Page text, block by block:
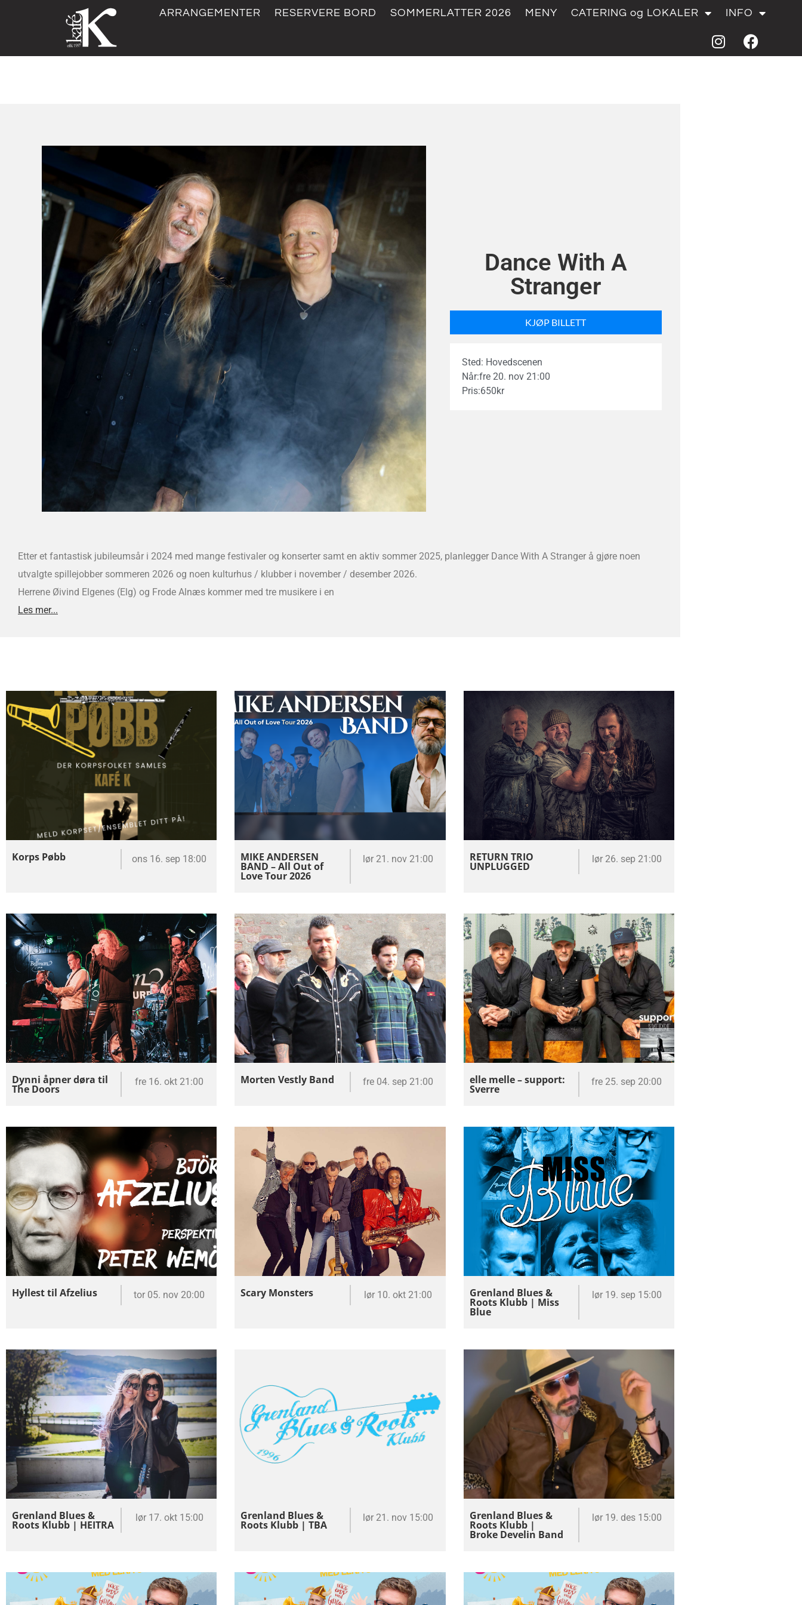
ARRANGEMENTER RESERVERE BORD SOMMERLATTER 2026 MENY CATERING og LOKALER INFO
Dance With A
Stranger
KJØP BILLETT
Sted: Hovedscenen
Når:fre 20. nov 21:00
Pris:650kr
Etter et fantastisk jubileumsår i 2024 med mange festivaler og konserter samt en aktiv sommer 2025, planlegger Dance With A Stranger å gjøre noen
utvalgte spillejobber sommeren 2026 og noen kulturhus / klubber i november / desember 2026.
Herrene Øivind Elgenes (Elg) og Frode Alnæs kommer med tre musikere i en
Les mer...
Korps Pøbb ons 16. sep 18:00 MIKE ANDERSEN
BAND – All Out of
Love Tour 2026
lør 21. nov 21:00 RETURN TRIO
UNPLUGGED
lør 26. sep 21:00
Dynni åpner døra til
The Doors
fre 16. okt 21:00 Morten Vestly Band fre 04. sep 21:00 elle melle – support:
Sverre
fre 25. sep 20:00
Hyllest til Afzelius tor 05. nov 20:00 Scary Monsters lør 10. okt 21:00 Grenland Blues &
Roots Klubb | Miss
Blue
lør 19. sep 15:00
Grenland Blues &
Roots Klubb | HEITRA
lør 17. okt 15:00 Grenland Blues &
Roots Klubb | TBA
lør 21. nov 15:00 Grenland Blues &
Roots Klubb |
Broke Develin Band
lør 19. des 15:00